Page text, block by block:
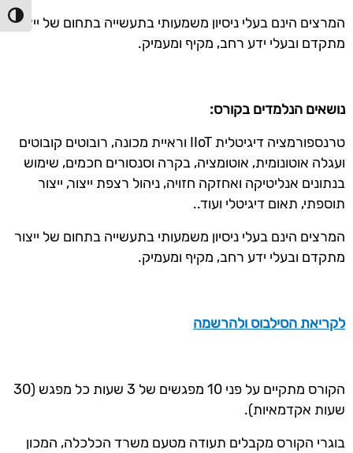
הפעל/
המרצים הינם בעלי ניסיון משמעותי בתעשייה בתחום של ייצור
מתקדם ובעלי ידע רחב, מקיף ומעמיק.
נושאים הנלמדים בקורס:
טרנספורמציה דיגיטלית IIoT וראיית מכונה, רובוטים קובוטים
ועגלה אוטונומית, אוטומציה, בקרה וסנסורים חכמים, שימוש
בנתונים אנליטיקה ואחזקה חזויה, ניהול רצפת ייצור, ייצור
תוספתי, תאום דיגיטלי ועוד..
המרצים הינם בעלי ניסיון משמעותי בתעשייה בתחום של ייצור
מתקדם ובעלי ידע רחב, מקיף ומעמיק.
לקריאת הסילבוס ולהרשמה
הקורס מתקיים על פני 10 מפגשים של 3 שעות כל מפגש (30
שעות אקדמאיות).
בוגרי הקורס מקבלים תעודה מטעם משרד הכלכלה, המכון